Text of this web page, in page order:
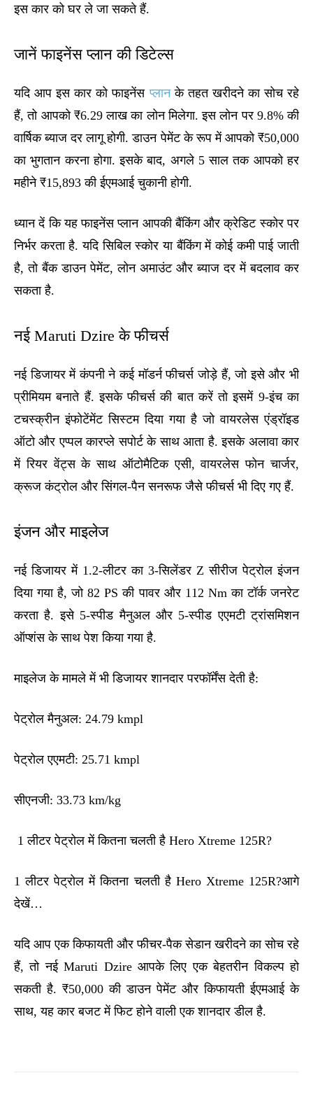
इस कार को घर ले जा सकते हैं.
जानें फाइनेंस प्लान की डिटेल्स
यदि आप इस कार को फाइनेंसप्लानके तहत खरीदने का सोच रहे
हैं, तो आपको ₹6.29 लाख का लोन मिलेगा. इस लोन पर 9.8% की
वार्षिक ब्याज दर लागू होगी. डाउन पेमेंट के रूप में आपको ₹50,000
का भुगतान करना होगा. इसके बाद, अगले 5 साल तक आपको हर
महीने ₹15,893 की ईएमआई चुकानी होगी.
ध्यान दें कि यह फाइनेंस प्लान आपकी बैंकिंग और क्रेडिट स्कोर पर
निर्भर करता है. यदि सिबिल स्कोर या बैंकिंग में कोई कमी पाई जाती
है, तो बैंक डाउन पेमेंट, लोन अमाउंट और ब्याज दर में बदलाव कर
सकता है.
नई Maruti Dzire के फीचर्स
नई डिजायर में कंपनी ने कई मॉडर्न फीचर्स जोड़े हैं, जो इसे और भी
प्रीमियम बनाते हैं. इसके फीचर्स की बात करें तो इसमें 9-इंच का
टचस्क्रीन इंफोटेंमेंट सिस्टम दिया गया है जो वायरलेस एंड्रॉइड
ऑटो और एप्पल कारप्ले सपोर्ट के साथ आता है. इसके अलावा कार
में रियर वेंट्स के साथ ऑटोमैटिक एसी, वायरलेस फोन चार्जर,
क्रूज कंट्रोल और सिंगल-पैन सनरूफ जैसे फीचर्स भी दिए गए हैं.
इंजन और माइलेज
नई डिजायर में 1.2-लीटर का 3-सिलेंडर Z सीरीज पेट्रोल इंजन
दिया गया है, जो 82 PS की पावर और 112 Nm का टॉर्क जनरेट
करता है. इसे 5-स्पीड मैनुअल और 5-स्पीड एएमटी ट्रांसमिशन
ऑप्शंस के साथ पेश किया गया है.
माइलेज के मामले में भी डिजायर शानदार परफॉर्मेंस देती है:
पेट्रोल मैनुअल: 24.79 kmpl
पेट्रोल एएमटी: 25.71 kmpl
सीएनजी: 33.73 km/kg
1 लीटर पेट्रोल में कितना चलती है Hero Xtreme 125R?
1 लीटर पेट्रोल में कितना चलती है Hero Xtreme 125R?आगे
देखें…
यदि आप एक किफायती और फीचर-पैक सेडान खरीदने का सोच रहे
हैं, तो नई Maruti Dzire आपके लिए एक बेहतरीन विकल्प हो
सकती है. ₹50,000 की डाउन पेमेंट और किफायती ईएमआई के
साथ, यह कार बजट में फिट होने वाली एक शानदार डील है.